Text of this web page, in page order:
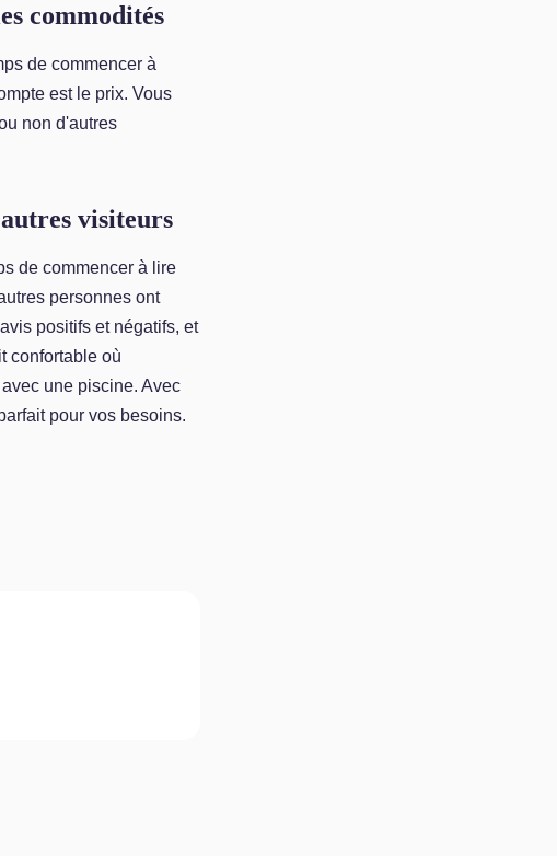
commodités
de commencer à
est le prix. Vous
non d'autres
visiteurs
de commencer à lire
personnes ont
positifs et négatifs, et
confortable où
une piscine. Avec
pour vos besoins.